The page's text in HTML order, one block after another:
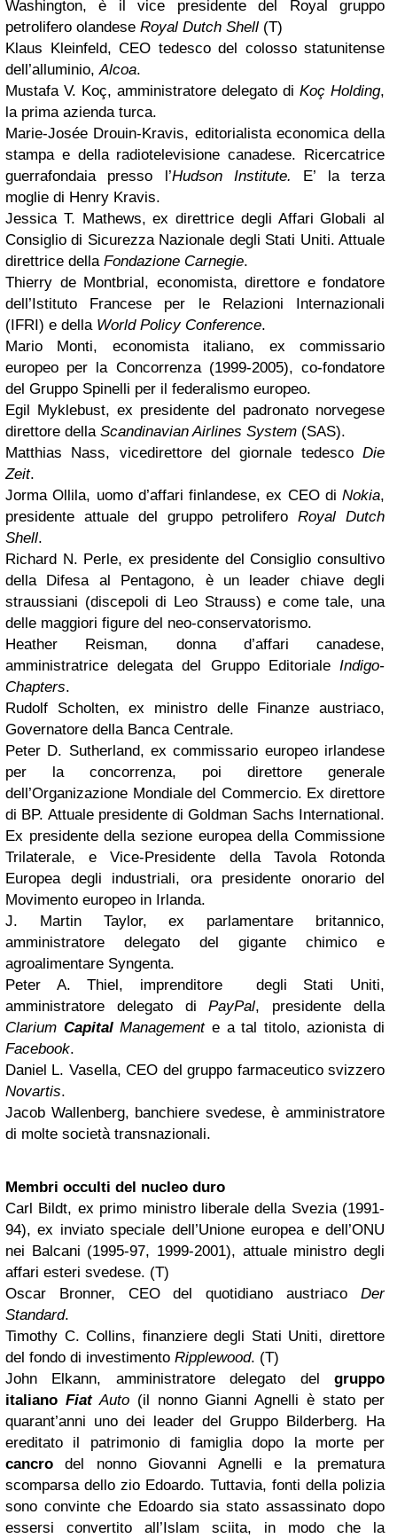
Washington, è il vice presidente del Royal gruppo
petrolifero olandese Royal Dutch Shell (T)
Klaus Kleinfeld, CEO tedesco del colosso statunitense
dell’alluminio,Alcoa.
Mustafa V. Koç, amministratore delegato di Koç Holding,
la prima azienda turca.
Marie-Josée Drouin-Kravis, editorialista economica della
stampa e della radiotelevisione canadese. Ricercatrice
guerrafondaia presso l’Hudson Institute.
E’ la terza
moglie di Henry Kravis.
Jessica T. Mathews, ex direttrice degli Affari Globali al
Consiglio di Sicurezza Nazionale degli Stati Uniti. Attuale
direttrice della Fondazione Carnegie.
Thierry de Montbrial, economista, direttore e fondatore
dell’Istituto Francese per le Relazioni Internazionali
(IFRI) e della World Policy Conference.
Mario Monti, economista italiano, ex commissario
europeo per la Concorrenza (1999-2005), co-fondatore
del Gruppo Spinelli per il federalismo europeo.
Egil Myklebust, ex presidente del padronato norvegese
direttore della Scandinavian Airlines System (SAS).
Matthias Nass, vicedirettore del giornale tedesco Die
Zeit.
Jorma Ollila, uomo d’affari finlandese, ex CEO di Nokia,
presidente attuale del gruppo petroliferoRoyal Dutch
Shell.
Richard N. Perle, ex presidente del Consiglio consultivo
della Difesa al Pentagono, è un leader chiave degli
straussiani (discepoli di Leo Strauss) e come tale, una
delle maggiori figure del neo-conservatorismo.
Heather Reisman, donna d’affari canadese,
amministratrice delegata del Gruppo Editoriale Indigo-
Chapters.
Rudolf Scholten, ex ministro delle Finanze austriaco,
Governatore della Banca Centrale.
Peter D. Sutherland, ex commissario europeo irlandese
per la concorrenza, poi direttore generale
dell’Organizazione Mondiale del Commercio. Ex direttore
di BP. Attuale presidente di Goldman Sachs International.
Ex presidente della sezione europea della Commissione
Trilaterale, e Vice-Presidente della Tavola Rotonda
Europea degli industriali, ora presidente onorario del
Movimento europeo in Irlanda.
J. Martin Taylor, ex parlamentare britannico,
amministratore delegato del gigante chimico e
agroalimentare Syngenta.
Peter A. Thiel, imprenditore degli Stati Uniti,
amministratore delegato diPayPal, presidente della
Clarium CapitalManagemente a tal titolo, azionista di
Facebook.
Daniel L. Vasella, CEO del gruppo farmaceutico svizzero
Novartis.
Jacob Wallenberg, banchiere svedese, è amministratore
di molte società transnazionali.
Membri occulti del nucleo duro
Carl Bildt, ex primo ministro liberale della Svezia (1991-
94), ex inviato speciale dell’Unione europea e dell’ONU
nei Balcani (1995-97, 1999-2001), attuale ministro degli
affari esteri svedese. (T)
Oscar Bronner, CEO del quotidiano austriaco Der
Standard.
Timothy C. Collins, finanziere degli Stati Uniti, direttore
del fondo di investimento Ripplewood. (T)
John Elkann, amministratore delegato del gruppo
italiano FiatAuto (il nonno Gianni Agnelli è stato per
quarant’anni uno dei leader del Gruppo Bilderberg. Ha
ereditato il patrimonio di famiglia dopo la morte per
cancro del nonno Giovanni Agnelli e la prematura
scomparsa dello zio Edoardo. Tuttavia, fonti della polizia
sono convinte che Edoardo sia stato assassinato dopo
essersi convertito all’Islam sciita, in modo che la